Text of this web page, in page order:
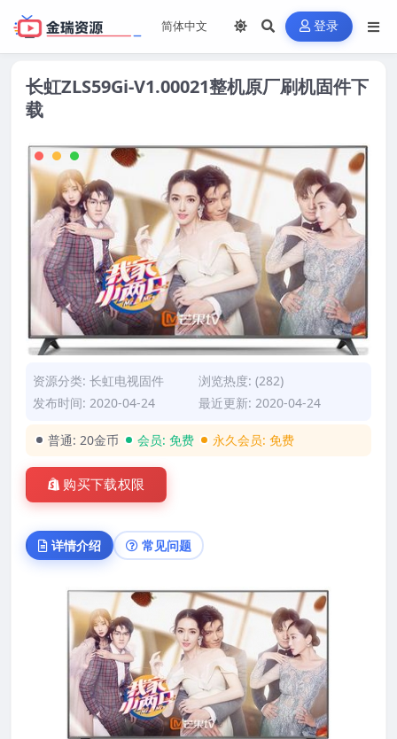
登录
长虹ZLS59Gi-V1.00021整机原厂刷机固件下
载
资源分类: 长虹电视固件
浏览热度: (282)
发布时间: 2020-04-24
最近更新: 2020-04-24
普通: 20金币 会员: 免费 永久会员: 免费
购买下载权限
详情介绍 常见问题